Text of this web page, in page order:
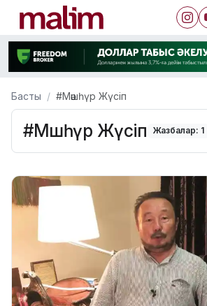
Басты #Мәшһүр Жүсіп
#Мәшһүр Жүсіп Жазбалар: 1